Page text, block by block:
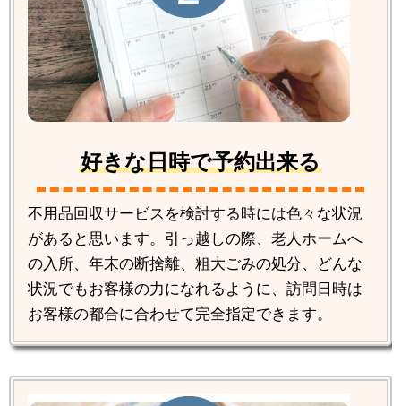
好きな日時で予約出来る
不用品回収サービスを検討する時には色々な状況
があると思います。引っ越しの際、老人ホームへ
の入所、年末の断捨離、粗大ごみの処分、どんな
状況でもお客様の力になれるように、訪問日時は
お客様の都合に合わせて完全指定できます。